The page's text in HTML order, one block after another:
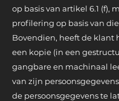
op basis van artikel 6.1 (f),
profilering op basis van
Bovendien, heeft de klant
een kopie (in een
gangbare en machinaal
van zijn
de persoonsgegevens te